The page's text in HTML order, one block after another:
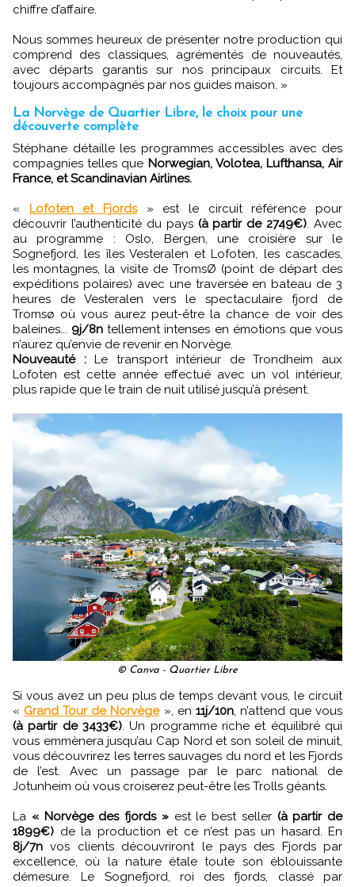
chiffre d’affaire.
Nous sommes heureux de présenter notre production qui
comprend des classiques, agrémentés de nouveautés,
avec départs garantis sur nos principaux circuits. Et
toujours accompagnés par nos guides maison. »
La Norvège de Quartier Libre, le choix pour une
découverte complète
Stéphane détaille les programmes accessibles avec des
compagnies telles que Norwegian, Volotea, Lufthansa, Air
France, et Scandinavian Airlines.
« Lofoten et Fjords» est le circuit référence pour
découvrir l’authenticité du pays (à partir de 2749€) . Avec
au programme : Oslo, Bergen, une croisière sur le
Sognefjord, les îles Vesteralen et Lofoten, les cascades,
les montagnes, la visite de TromsØ (point de départ des
expéditions polaires) avec une traversée en bateau de 3
heures de Vesteralen vers le spectaculaire fjord de
Tromsø où vous aurez peut-être la chance de voir des
baleines... 9j/8n tellement intenses en émotions que vous
n’aurez qu’envie de revenir en Norvège.
Nouveauté :Le transport intérieur de Trondheim aux
Lofoten est cette année effectué avec un vol intérieur,
plus rapide que le train de nuit utilisé jusqu’à présent.
© Canva - Quartier Libre
Si vous avez un peu plus de temps devant vous, le circuit
« Grand Tour de Norvège», en 11j/10n, n’attend que vous
(à partir de 3433€) . Un programme riche et équilibré qui
vous emmènera jusqu’au Cap Nord et son soleil de minuit,
vous découvrirez les terres sauvages du nord et les Fjords
de l’est. Avec un passage par le parc national de
Jotunheim où vous croiserez peut-être les Trolls géants.
La « Norvège des fjords »est le best seller (à partir de
1899€) de la production et ce n’est pas un hasard. En
8j/7n vos clients découvriront le pays des Fjords par
excellence, où la nature étale toute son éblouissante
démesure. Le Sognefjord, roi des fjords, classé par